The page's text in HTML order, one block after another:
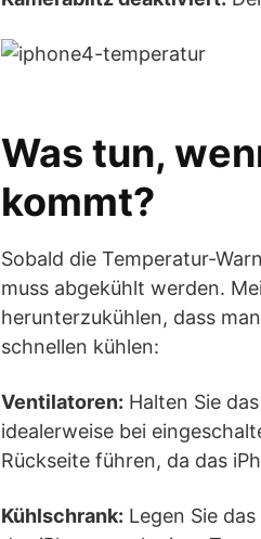
Was tun,
kommt?
Sobald die Temperatur-
muss abgekühlt werden.
herunterzukühlen, dass
schnellen kühlen:
Ventilatoren: Halten Sie
idealerweise bei
Rückseite führen, da das
Kühlschrank: Legen Sie